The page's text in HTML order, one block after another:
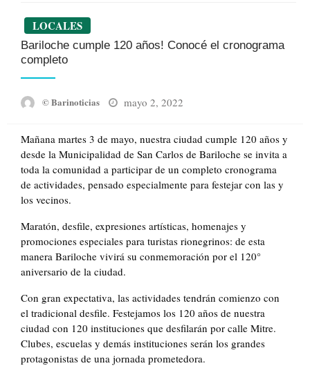
LOCALES
Bariloche cumple 120 años! Conocé el cronograma
completo
© Barinoticias
Posted
mayo 2, 2022
Mañana martes 3 de mayo, nuestra ciudad cumple 120 años y
desde la Municipalidad de San Carlos de Bariloche se invita a
toda la comunidad a participar de un completo cronograma
de actividades, pensado especialmente para festejar con las y
los vecinos.
Maratón, desfile, expresiones artísticas, homenajes y
promociones especiales para turistas rionegrinos: de esta
manera Bariloche vivirá su conmemoración por el 120°
aniversario de la ciudad.
Con gran expectativa, las actividades tendrán comienzo con
el tradicional desfile. Festejamos los 120 años de nuestra
ciudad con 120 instituciones que desfilarán por calle Mitre.
Clubes, escuelas y demás instituciones serán los grandes
protagonistas de una jornada prometedora.